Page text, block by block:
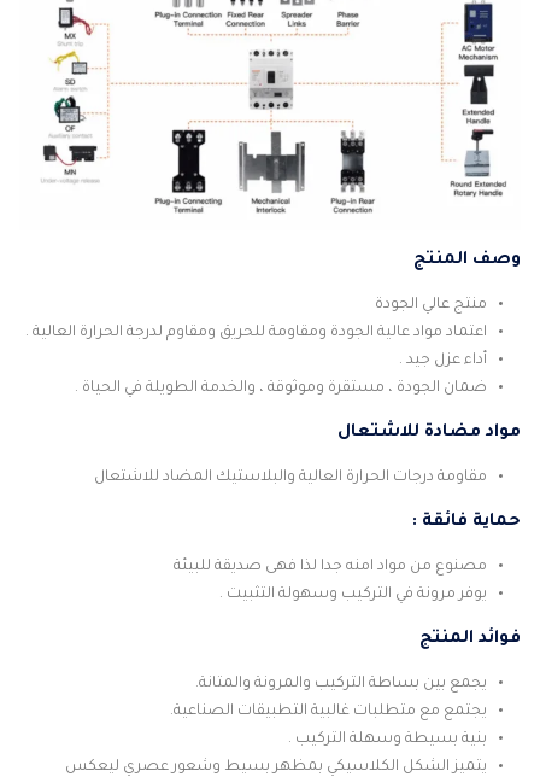
وصف المنتج
منتج عالي الجودة
اعتماد مواد عالية الجودة ومقاومة للحريق ومقاوم لدرجة الحرارة العالية .
أداء عزل جيد .
ضمان الجودة ، مستقرة وموثوقة ، والخدمة الطويلة في الحياة .
مواد مضادة للاشتعال
مقاومة درجات الحرارة العالية والبلاستيك المضاد للاشتعال
حماية فائقة :
مصنوع من مواد امنه جدا لذا فهى صديقة للبيئة
يوفر مرونة في التركيب وسهولة التثبيت .
فوائد المنتج
يجمع بين بساطة التركيب والمرونة والمتانة.
يجتمع مع متطلبات غالبية التطبيقات الصناعية.
بنية بسيطة وسهلة التركيب .
يتميز الشكل الكلاسيكي بمظهر بسيط وشعور عصري ليعكس